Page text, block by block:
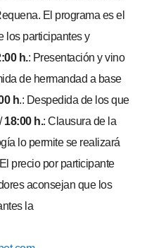
El programa es el
los participantes y
h.: Presentación y vino
de hermandad a base
h.: Despedida de los que
18:00 h.: Clausura de la
lo permite se realizará
precio por participante
aconsejan que los
la